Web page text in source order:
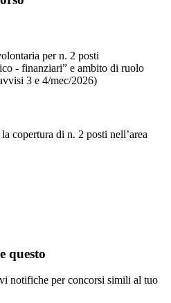
per n. 2 posti
- finanziari” e ambito di ruolo
3 e 4/mec/2026)
copertura di n. 2 posti nell’area
questo
notifiche per concorsi simili al tuo